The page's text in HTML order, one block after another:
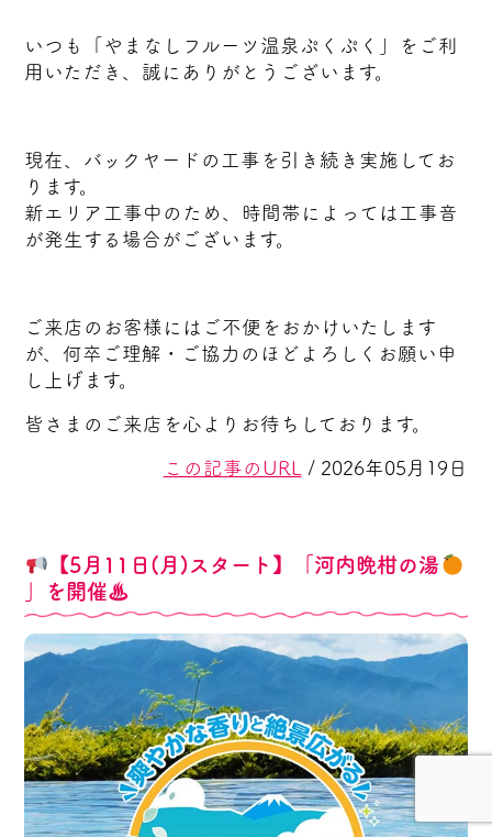
いつも「やまなしフルーツ温泉ぷくぷく」をご利
用いただき、誠にありがとうございます。
現在、バックヤードの工事を引き続き実施してお
ります。
新エリア工事中のため、時間帯によっては工事音
が発生する場合がございます。
ご来店のお客様にはご不便をおかけいたします
が、何卒ご理解・ご協力のほどよろしくお願い申
し上げます。
皆さまのご来店を心よりお待ちしております。
この記事のURL / 2026年05月19日
【5月11日(月)スタート】「河内晩柑の湯
」を開催♨